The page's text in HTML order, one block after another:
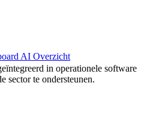
AI Overzicht
in operationele software
sector te ondersteunen.